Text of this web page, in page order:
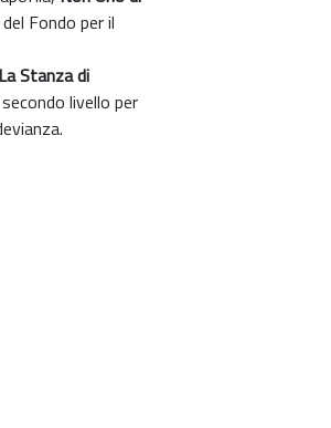
Fondo per il
La Stanza di
livello per